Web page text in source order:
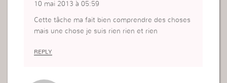
10 mai 2013 à 05:59
Cette tâche ma fait bien comprendre des choses
mais une chose je suis rien rien et rien
REPLY